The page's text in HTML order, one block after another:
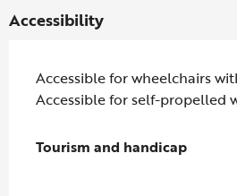
Accessibility
Accessible for wheelchairs
Accessible for self-propelled
Tourism and handicap
Tourism and handicap